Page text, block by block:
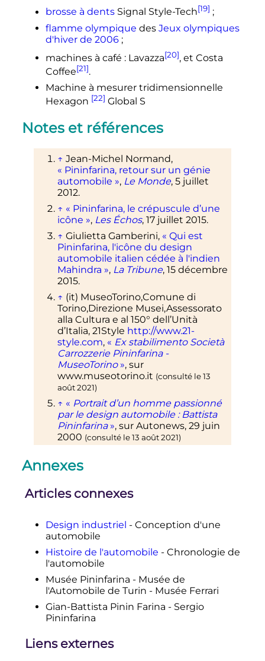
brosse à dentsSignal Style-Tech[19] ;
flamme olympique des Jeux olympiques
d'hiver de 2006 ;
machines à café : Lavazza[20], et Costa
Coffee[21].
Machine à mesurer tridimensionnelle
Hexagon [22] Global S
Notes et références
↑ Jean-Michel Normand,
« Pininfarina, retour sur un génie
automobile », Le Monde, 5 juillet
2012.
↑ « Pininfarina, le crépuscule d’une
icône », Les Échos, 17 juillet 2015.
↑ Giulietta Gamberini, « Qui est
Pininfarina, l'icône du design
automobile italien cédée à l'indien
Mahindra », La Tribune, 15 décembre
2015.
↑ (it) MuseoTorino,Comune di
Torino,Direzione Musei,Assessorato
alla Cultura e al 150° dell’Unità
d’Italia, 21Style http://www.21-
style.com, « Ex stabilimento Società
Carrozzerie Pininfarina -
MuseoTorino », sur
www.museotorino.it (consulté le13
août 2021)
↑ « Portrait d’un homme passionné
par le design automobile : Battista
Pininfarina », sur Autonews, 29 juin
2000 (consulté le13 août 2021)
↑(en)
Reuters, 3 juillet 2012
↑«
Press Release | Mitsubishi
Motors Corporation », sur
www.mitsubishi-motors.com
(consulté le13 août 2021 )
12Industrie-techno
reprend l’ingénierie de Matra
Auto. »,Industrie & Technologies, 5
septembre 2003
(lire en ligne, consulté
le13 août 2021
Pininfarina s'associent pour
Annexes
Articles connexes
Design industriel - Conception d'une
automobile
Histoire de l'automobile - Chronologie de
l'automobile
Musée Pininfarina - Musée de
l'Automobile de Turin - Musée Ferrari
Gian-Battista Pinin Farina - Sergio
Pininfarina
Liens externes